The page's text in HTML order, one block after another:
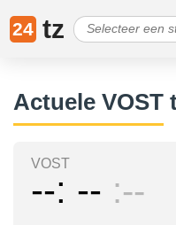
24 tz
Actuele VOST
VOST
-- -- --